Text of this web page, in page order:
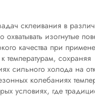
давлению,
проводки
склеивания в
изогнутые
качества при
температурам, сохраняя
сильного холода на
колебаниях
условиях, где